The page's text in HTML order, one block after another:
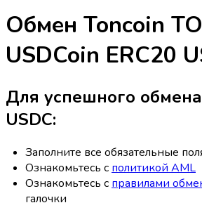
Обмен Toncoin
USDCoin ERC20
Для успешного
USDC:
Заполните все обязательные
Ознакомьтесь с политикой AML
Ознакомьтесь с правилами
галочки